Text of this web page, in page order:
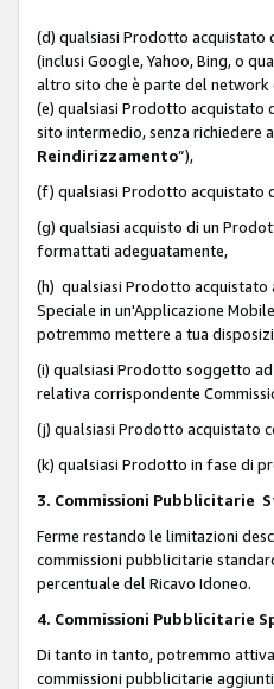
(d) qualsiasi Prodotto acquistato
(inclusi Google, Yahoo, Bing, o
altro sito che è parte del network
(e) qualsiasi Prodotto acquistato
sito intermedio, senza richiedere
Reindirizzamento”),
(f) qualsiasi Prodotto acquistato
(g) qualsiasi acquisto di un
formattati adeguatamente,
(h) qualsiasi Prodotto acquistato
Speciale in un'Applicazione
potremmo mettere a tua
(i) qualsiasi Prodotto soggetto
relativa corrispondente
(j) qualsiasi Prodotto acquistato
(k) qualsiasi Prodotto in fase di
3. Commissioni Pubblicitarie
Ferme restando le limitazioni
commissioni pubblicitarie
percentuale del Ricavo Idoneo.
4. Commissioni Pubblicitarie
Di tanto in tanto, potremmo
commissioni pubblicitarie